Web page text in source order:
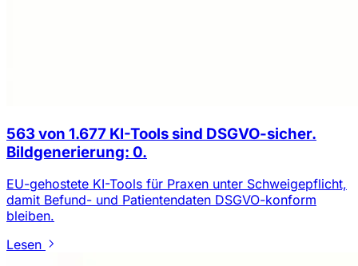
563 von 1.677 KI-Tools sind DSGVO-sicher.
Bildgenerierung: 0.
EU-gehostete KI-Tools für Praxen unter Schweigepflicht,
damit Befund- und Patientendaten DSGVO-konform
bleiben.
Lesen